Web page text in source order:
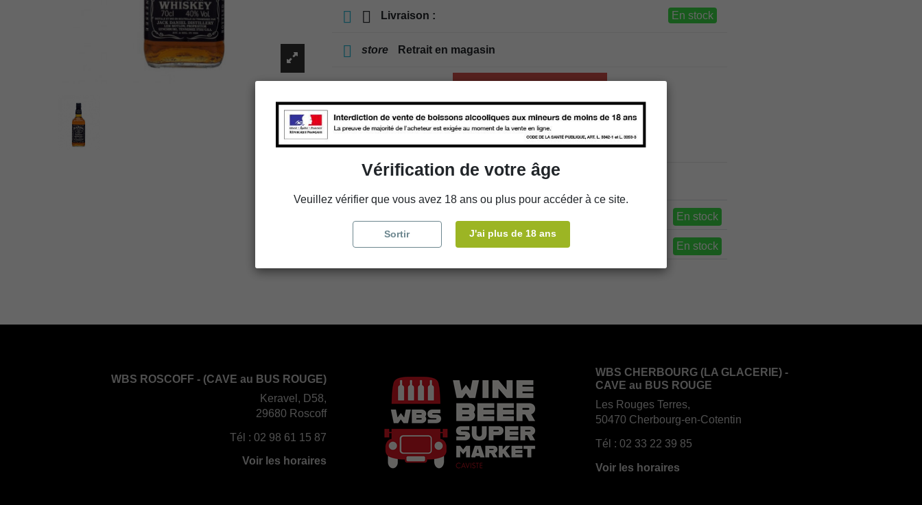
Livraison : En stock
store Retrait en magasin
Ajouter au panier
En stock
store WBS Roscoff En stock
WBS ROSCOFF - (CAVE au BUS ROUGE)
Keravel, D58,
29680 Roscoff
Tél : 02 98 61 15 87
Voir les horaires
WBS CHERBOURG (LA GLACERIE) -
CAVE au BUS ROUGE
Les Rouges Terres,
50470 Cherbourg-en-Cotentin
Tél : 02 33 22 39 85
Voir les horaires
Vérification de votre âge
Veuillez vérifier que vous avez 18 ans ou plus pour accéder à ce site.
Sortir J'ai plus de 18 ans